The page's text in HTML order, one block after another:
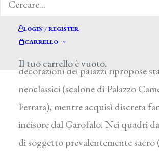
LOGIN / REGISTER
CARRELLO
Il tuo carrello è vuoto.
d’Arte ferrarese, formando diverse
decorazioni dei palazzi ripropose
neoclassici (scalone di Palazzo
Ferrara), mentre acquisì discreta
incisore dal Garofalo. Nei quadri
di soggetto prevalentemente sacro